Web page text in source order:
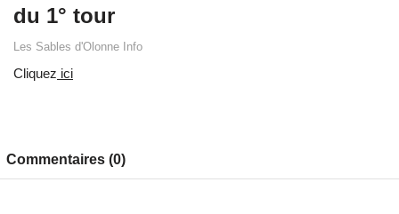
du 1° tour
Les Sables d'Olonne Info
Cliquez ici
Commentaires (0)